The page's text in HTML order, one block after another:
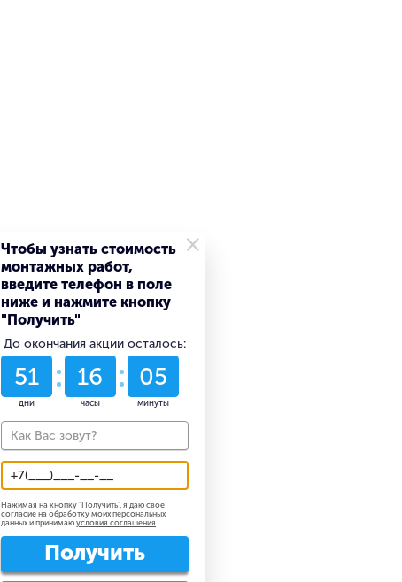
×
Чтобы узнать стоимость
монтажных работ,
введите телефон в поле
ниже и нажмите кнопку
"Получить"
До окончания акции осталось:
51
дни
16
часы
05
минуты
Нажимая на кнопку "Получить", я даю свое
согласие на обработку моих персональных
данных и принимаю условия соглашения
Получить